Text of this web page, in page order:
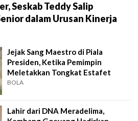
Seskab Teddy Salip
dalam Urusan Kinerja
Jejak Sang Maestro di Piala
Presiden, Ketika Pemimpin
Meletakkan Tongkat Estafet
BOLA
Lahir dari DNA Meradelima,